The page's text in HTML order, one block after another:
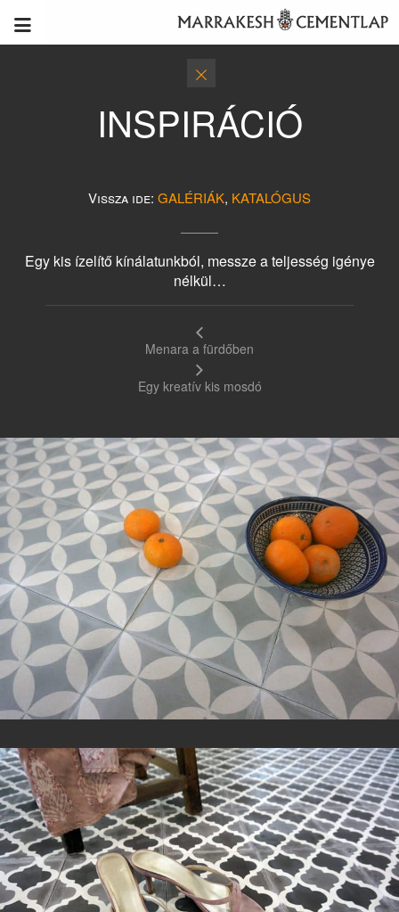
INSPIRÁCIÓ
Vissza ide: GALÉRIÁK, KATALÓGUS
Egy kis ízelítő kínálatunkból, messze a teljesség igénye
nélkül…
Menara a fürdőben
Egy kreatív kis mosdó